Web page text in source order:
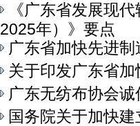
《广东省发展现
2025年）》要点
广东省加快先进
关于印发广东省
广东无纺布协会
国务院关于加快